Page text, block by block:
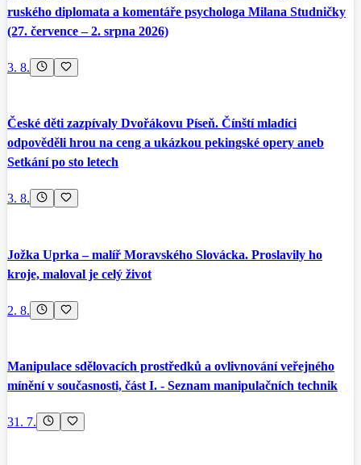
ruského diplomata a komentáře psychologa Milana Studničky
(27. července – 2. srpna 2026)
3. 8.
České děti zazpívaly Dvořákovu Píseň. Čínští mladíci
odpověděli hrou na ceng a ukázkou pekingské opery aneb
Setkání po sto letech
3. 8.
Jožka Uprka – malíř Moravského Slovácka. Proslavily ho
kroje, maloval je celý život
2. 8.
Manipulace sdělovacích prostředků a ovlivnování veřejného
mínění v současnosti, část I. - Seznam manipulačních technik
31. 7.